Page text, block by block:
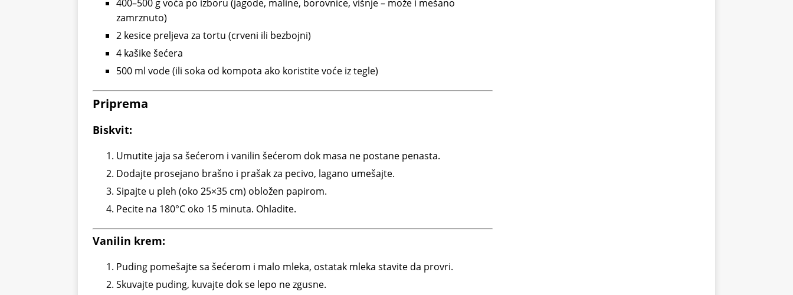
400–500 g voća po izboru (jagode, maline, borovnice, višnje – može i mešano
zamrznuto)
2 kesice preljeva za tortu (crveni ili bezbojni)
4 kašike šećera
500 ml vode (ili soka od kompota ako koristite voće iz tegle)
Priprema
Biskvit:
Umutite jaja sa šećerom i vanilin šećerom dok masa ne postane penasta.
Dodajte prosejano brašno i prašak za pecivo, lagano umešajte.
Sipajte u pleh (oko 25×35 cm) obložen papirom.
Pecite na 180°C oko 15 minuta. Ohladite.
Vanilin krem:
Puding pomešajte sa šećerom i malo mleka, ostatak mleka stavite da provri.
Skuvajte puding, kuvajte dok se lepo ne zgusne.